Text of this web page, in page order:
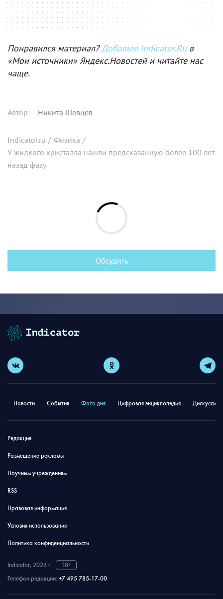
Понравился материал?Добавьте Indicator.Ruв
«Мои источники» Яндекс.Новостей и читайте нас
чаще.
Автор: Никита Шевцев
Indicator.ru / Физика /
У жидкого кристалла нашли предсказанную более 100 лет
назад фазу
Обсудить
Новости События Фото дня Цифровая энциклопедия
Редакция
Размещение рекламы
Научным учреждениям
RSS
Правовая информация
Условия использования
Политика конфиденциальности
Indicator, 2026 г.
18+
Телефон редакции: +7 495 785-17-00